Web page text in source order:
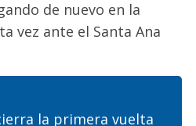
de nuevo en la
vez ante el Santa Ana
la primera vuelta